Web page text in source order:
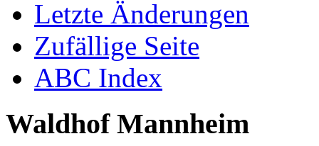
Letzte Änderungen
Zufällige Seite
ABC Index
Waldhof Mannheim